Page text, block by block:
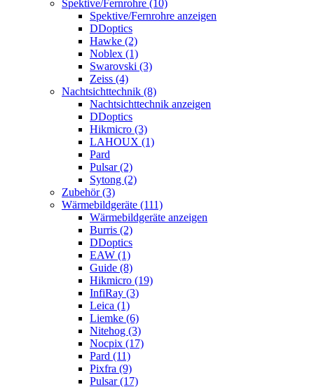
Spektive/Fernrohre (10)
Spektive/Fernrohre anzeigen
DDoptics
Hawke (2)
Noblex (1)
Swarovski (3)
Zeiss (4)
Nachtsichttechnik (8)
Nachtsichttechnik anzeigen
DDoptics
Hikmicro (3)
LAHOUX (1)
Pard
Pulsar (2)
Sytong (2)
Zubehör (3)
Wärmebildgeräte (111)
Wärmebildgeräte anzeigen
Burris (2)
DDoptics
EAW (1)
Guide (8)
Hikmicro (19)
InfiRay (3)
Leica (1)
Liemke (6)
Nitehog (3)
Nocpix (17)
Pard (11)
Pixfra (9)
Pulsar (17)